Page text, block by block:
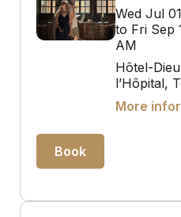
Wed Jul
to Fri Sep
AM
Hôtel-
l’Hôpital,
More
Book